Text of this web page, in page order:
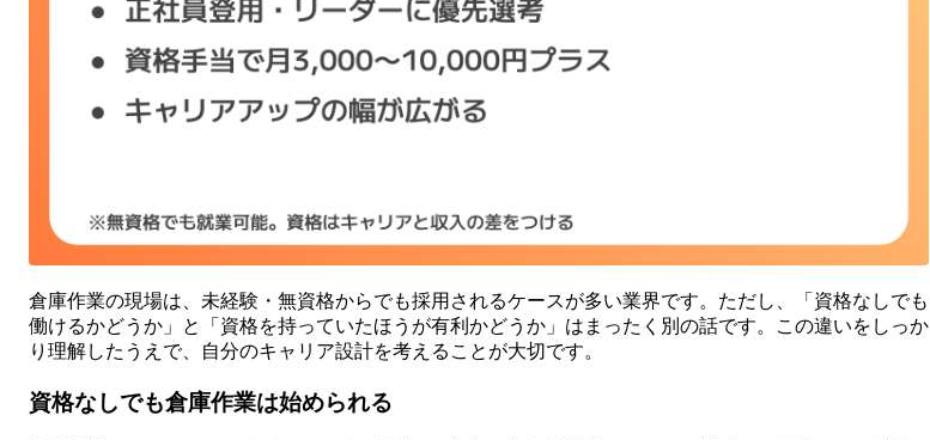
倉庫作業の現場は、未経験・無資格からでも採用されるケースが多い業界です。ただし、「資格なしでも
働けるかどうか」と「資格を持っていたほうが有利かどうか」はまったく別の話です。この違いをしっか
り理解したうえで、自分のキャリア設計を考えることが大切です。
資格なしでも倉庫作業は始められる